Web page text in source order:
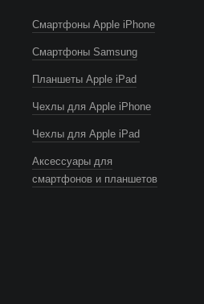
Смартфоны Apple iPhone
Смартфоны Samsung
Планшеты Apple iPad
Чехлы для Apple iPhone
Чехлы для Apple iPad
Аксессуары для
смартфонов и планшетов